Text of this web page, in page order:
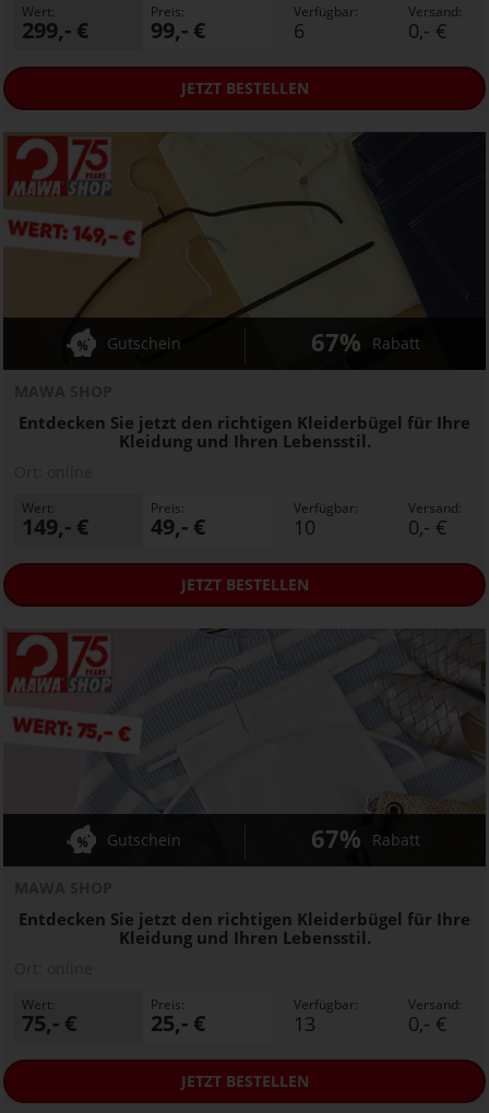
Wert:
299,- €
Preis:
99,- €
Verfügbar:
6
Versand:
0,- €
JETZTBESTELLEN
Entdecken Sie jetzt den richtigen Kleiderbügel für Ihre
Kleidung und Ihren Lebensstil.
Gutschein 67% Rabatt
Wert:
149,- €
Preis:
49,- €
Verfügbar:
10
Versand:
0,- €
JETZTBESTELLEN
Entdecken Sie jetzt den richtigen Kleiderbügel für Ihre
Kleidung und Ihren Lebensstil.
Gutschein 67% Rabatt
Wert:
75,- €
Preis:
25,- €
Verfügbar:
13
Versand:
0,- €
JETZTBESTELLEN